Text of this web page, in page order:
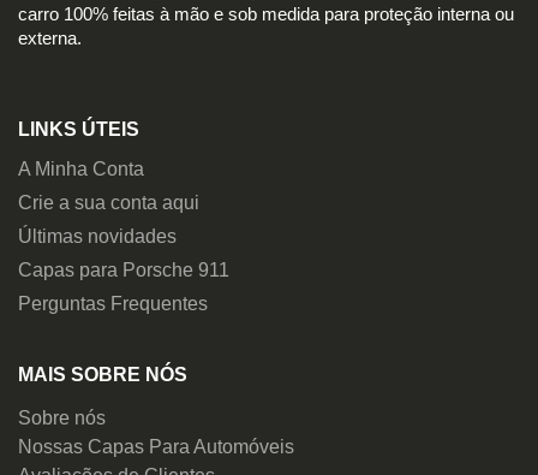
carro 100% feitas à mão e sob medida para proteção interna ou
externa.
LINKS ÚTEIS
A Minha Conta
Crie a sua conta aqui
Últimas novidades
Capas para Porsche 911
Perguntas Frequentes
MAIS SOBRE NÓS
Sobre nós
Nossas Capas Para Automóveis